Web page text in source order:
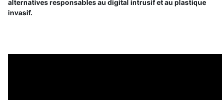
alternatives responsables au digital intrusif et au plastique
invasif.